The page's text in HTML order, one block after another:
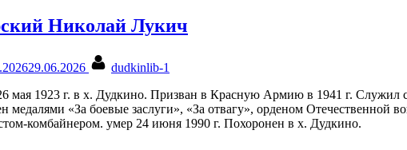
Николай Лукич
29.06.2026
dudkinlib-1
мая 1923 г. в х. Дудкино. Призван в Красную Армию в 1941 г. Служил
медалями «За боевые заслуги», «За отвагу», орденом Отечественной
комбайнером. умер 24 июня 1990 г. Похоронен в х. Дудкино.